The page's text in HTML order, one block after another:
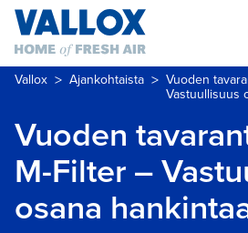
Vallox > Ajankohtaista > Vuoden
Vastuullisuus
Vuoden
M-Filter –
osana